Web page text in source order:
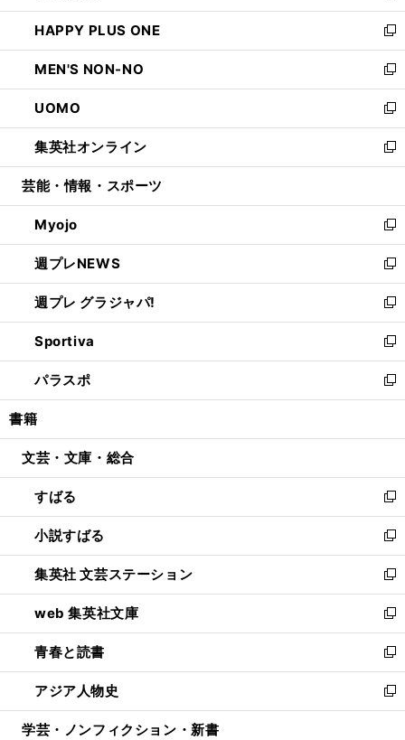
開
く
ウ
で
開
く
ン
ド
ウ
で
開
く
ウ
ィ
ン
ド
ウ
で
開
く
し
い
ウ
ィ
ン
ド
ウ
で
開
HAPPY PLUS ONE
新
し
い
ウ
ィ
ン
ド
ウ
開
く
MEN'S NON-NO
新
し
い
ウ
ィ
ン
ウ
で
開
く
UOMO
新
し
い
ウ
ン
ド
ウ
で
開
く
集英社オンライン
新
し
ウ
ィ
ン
ド
ウ
で
開
く
芸能・情報・スポーツ
Myojo
新
し
い
ウ
ィ
ン
ド
ウ
で
開
週プレNEWS
新
し
い
ウ
ィ
ン
ド
ウ
開
週プレ グラジャパ!
新
し
い
ウ
ィ
ン
ウ
開
く
Sportiva
新
し
い
ウ
ン
ウ
で
開
く
パラスポ
新
し
ウ
ン
ド
ウ
で
開
く
書籍
文芸・文庫・総合
すばる
新
し
い
ウ
ィ
ン
ド
ウ
で
開
く
小説すばる
新
し
い
ウ
ィ
ン
ド
ウ
で
開
集英社 文芸ステーション
新
し
い
ウ
ィ
ン
ド
ウ
web 集英社文庫
新
し
い
ウ
ィ
ン
青春と読書
新
し
い
ウ
アジア人物史
新
し
学芸・ノンフィクション・新書